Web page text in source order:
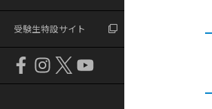
受験生特設サイト